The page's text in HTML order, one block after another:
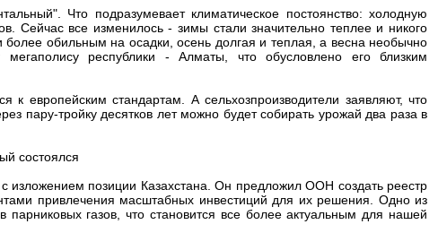
Что подразумевает климатическое постоянство: холодную
Сейчас все изменилось - зимы стали значительно теплее и никого
обильным на осадки, осень долгая и теплая, а весна необычно
республики - Алматы, что обусловлено его близким
к европейским стандартам. А сельхозпроизводители заявляют, что
пару-тройку десятков лет можно будет собирать урожай два раза в
состоялся
изложением позиции Казахстана. Он предложил ООН создать реестр
привлечения масштабных инвестиций для их решения. Одно из
газов, что становится все более актуальным для нашей